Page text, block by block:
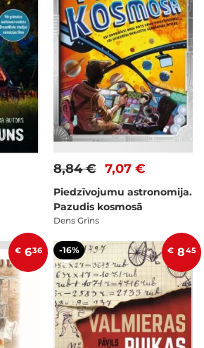
7,07 €
8,84 €
Piedzīvojumu astronomija.
Pazudis kosmosā
Dens Grīns
€ 636 -16% € 845